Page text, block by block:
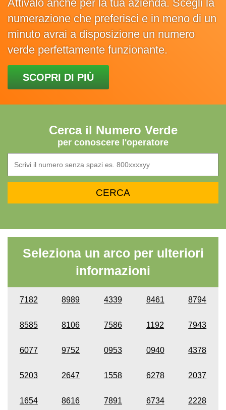
Attivalo anche per la tua azienda. Scegli la
numerazione che preferisci e in meno di un
minuto avrai a disposizione un numero
verde perfettamente funzionante.
SCOPRI DI PIÙ
Cerca il Numero Verde
per conoscere l'operatore
Seleziona un arco per ulteriori
informazioni
7182 8989 4339 8461 8794
8585 8106 7586 1192 7943
6077 9752 0953 0940 4378
5203 2647 1558 6278 2037
1654 8616 7891 6734 2228